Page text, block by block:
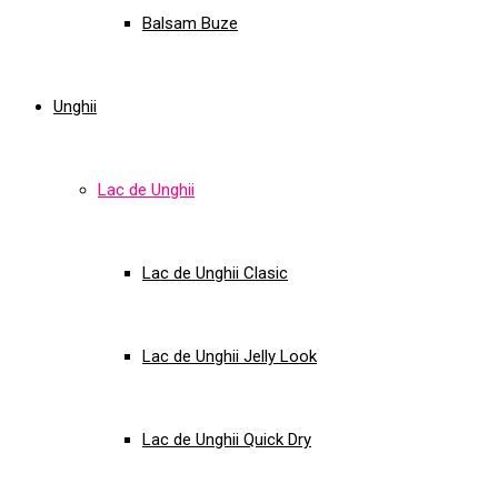
Balsam Buze
Unghii
Lac de Unghii
Lac de Unghii Clasic
Lac de Unghii Jelly Look
Lac de Unghii Quick Dry